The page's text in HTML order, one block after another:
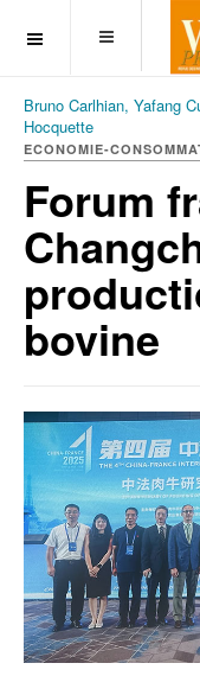
OFF CANVAS
Bruno Carlhian, Yafang
Hocquette
ECONOMIE-
Forum
bovine